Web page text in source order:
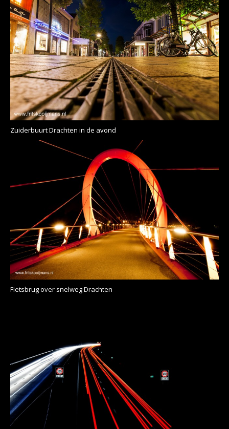
Zuiderbuurt Drachten in de avond
Fietsbrug over snelweg Drachten